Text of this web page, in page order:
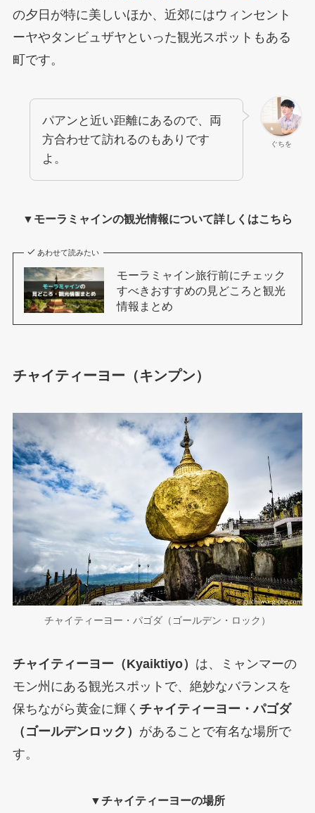
の夕日が特に美しいほか、近郊にはウィンセント
ーヤやタンビュザヤといった観光スポットもある
町です。
ぐちを
パアンと近い距離にあるので、両
方合わせて訪れるのもありです
よ。
▼モーラミャインの観光情報について詳しくはこちら
あわせて読みたい
モーラミャイン旅行前にチェック
すべきおすすめの見どころと観光
情報まとめ
チャイティーヨー（キンプン）
チャイティーヨー・パゴダ（ゴールデン・ロック）
チャイティーヨー（Kyaiktiyo） は、ミャンマーの
モン州にある観光スポットで、絶妙なバランスを
保ちながら黄金に輝く チャイティーヨー・パゴダ
（ゴールデンロック） があることで有名な場所で
す。
▼チャイティーヨーの場所